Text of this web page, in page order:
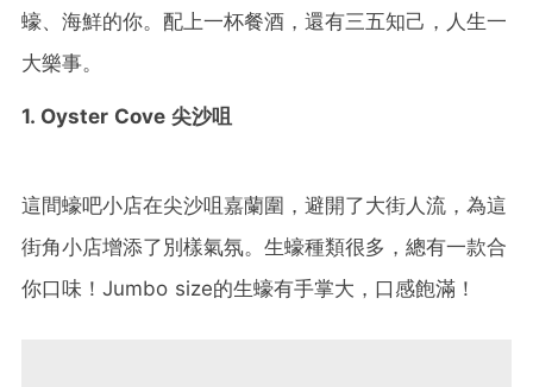
蠔、海鮮的你。配上一杯餐酒，還有三五知己，人生一
大樂事。
1. Oyster Cove 尖沙咀
這間蠔吧小店在尖沙咀嘉蘭圍，避開了大街人流，為這
街角小店增添了別樣氣氛。生蠔種類很多，總有一款合
你口味！Jumbo size的生蠔有手掌大，口感飽滿！